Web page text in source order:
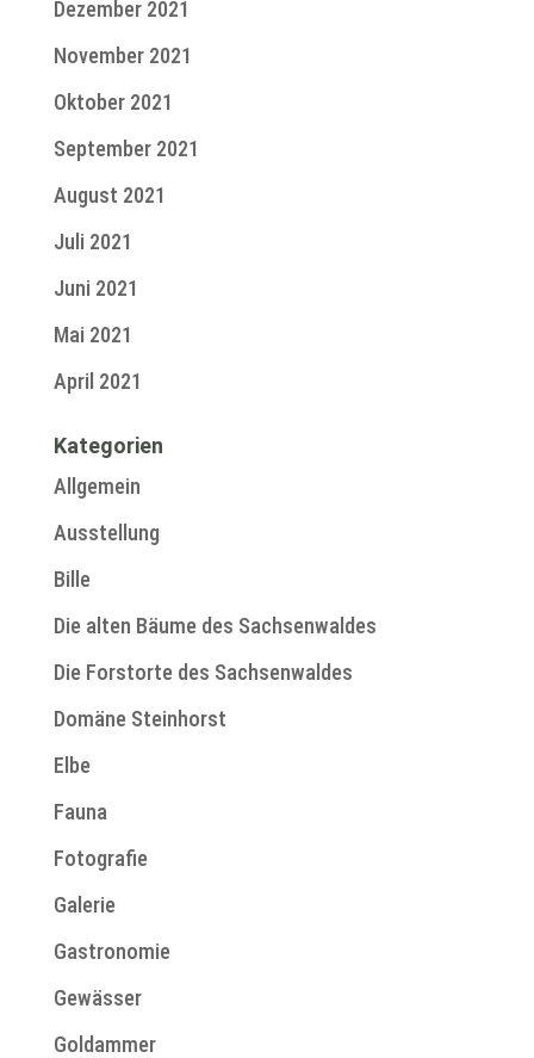
Dezember 2021
November 2021
Oktober 2021
September 2021
August 2021
Juli 2021
Juni 2021
Mai 2021
April 2021
Kategorien
Allgemein
Ausstellung
Bille
Die alten Bäume des Sachsenwaldes
Die Forstorte des Sachsenwaldes
Domäne Steinhorst
Elbe
Fauna
Fotografie
Galerie
Gastronomie
Gewässer
Goldammer